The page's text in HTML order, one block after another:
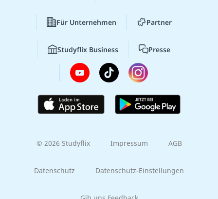
Für Unternehmen Partner
Studyflix Business Presse
© 2026 Studyflix Impressum AGB
Datenschutz Datenschutz-Einstellungen